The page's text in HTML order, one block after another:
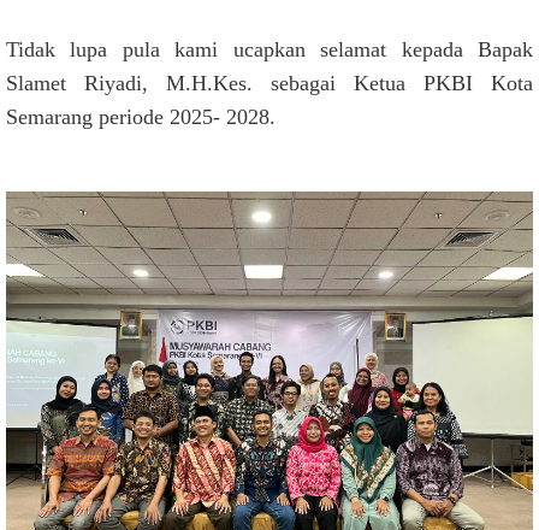
Tidak lupa pula kami ucapkan selamat kepada Bapak
Slamet Riyadi, M.H.Kes. sebagai Ketua PKBI Kota
Semarang periode 2025- 2028.